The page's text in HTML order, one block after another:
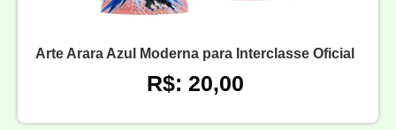
Arte Arara Azul Moderna para Interclasse Oficial
R$: 20,00